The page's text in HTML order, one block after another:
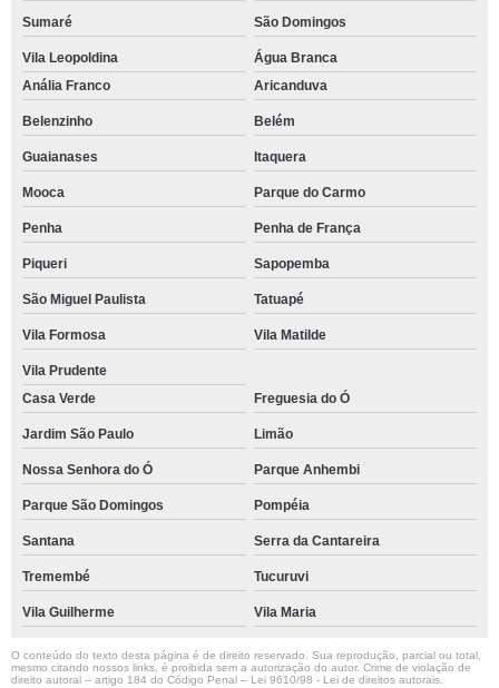
Sumaré São Domingos
Vila Leopoldina
Água Branca
Anália Franco
Aricanduva
Belenzinho Belém
Guaianases Itaquera
Mooca Parque do Carmo
Penha Penha de França
Piqueri Sapopemba
São Miguel Paulista Tatuapé
Vila Formosa Vila Matilde
Vila Prudente
Casa Verde
Freguesia do Ó
Jardim São Paulo Limão
Nossa Senhora do Ó Parque Anhembi
Parque São Domingos Pompéia
Santana Serra da Cantareira
Tremembé Tucuruvi
Vila Guilherme Vila Maria
O conteúdo do texto desta página é de direito reservado. Sua reprodução, parcial ou total,
mesmo citando nossos links, é proibida sem a autorização do autor. Crime de violação de
direito autoral – artigo 184 do Código Penal – Lei 9610/98 - Lei de direitos autorais.